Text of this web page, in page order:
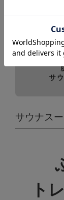
サウナス
よって身体
する水分
く、すぐ始
ト